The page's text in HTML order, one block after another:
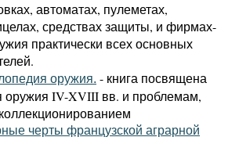
автоматах, пулеметах,
средствах защиты, и фирмах-
практически всех основных
оружия. - книга посвящена
оружия IV-XVIII вв. и проблемам,
черты французской аграрной